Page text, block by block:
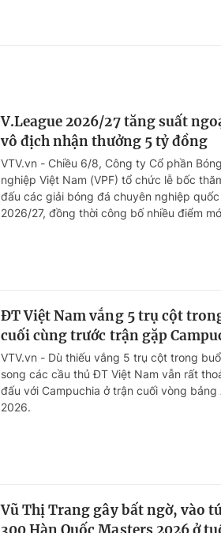
V.League 2026/27 tăng suất
vô địch nhận thưởng 5 tỷ đồng
VTV.vn - Chiều 6/8, Công ty Cổ phần
nghiệp Việt Nam (VPF) tổ chức lễ bốc
đấu các giải bóng đá chuyên nghiệp
2026/27, đồng thời công bố nhiều điểm
ĐT Việt Nam vắng 5 trụ cột
cuối cùng trước trận gặp
VTV.vn - Dù thiếu vắng 5 trụ cột trong
song các cầu thủ ĐT Việt Nam vẫn rất
đấu với Campuchia ở trận cuối vòng bảng
2026.
Vũ Thị Trang gây bất ngờ, vào